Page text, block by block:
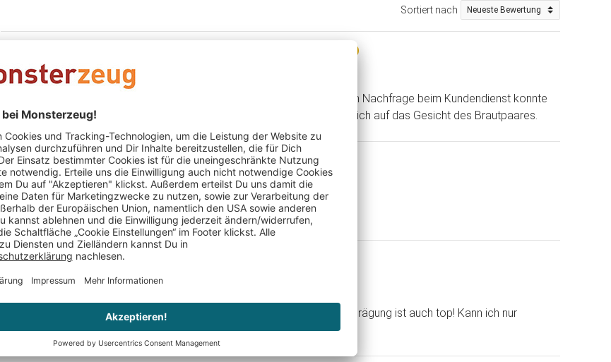
Sortiert nach
Verifizierter Kauf (Trusted Shops)
Leider gab es beim ersten Auftrag ein…
Leider gab es beim ersten Auftrag ein Problem mit der Schriftfarbe. Durch Nachfrage beim Kundendienst konnte
ich die Truhe kostenlos und ohne Probleme umtauschen. Nun freue ich mich auf das Gesicht des Brautpaares.
Anonymschrieb am 06.09.2023 Verifizierter Kauf (Trusted Shops)
Alles super toll
Steffischrieb am 06.07.2020
Die Truhe sieht super aus, kam schnell an und hat eine gute Qualität. Die Prägung ist auch top! Kann ich nur
empfehlen :)